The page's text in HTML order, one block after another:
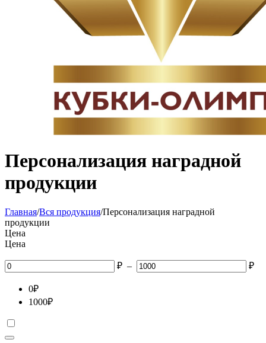
Персонализация наградной
продукции
Главная/Вся продукция/Персонализация наградной
продукции
Цена
Цена
₽ – ₽
0₽
1000₽